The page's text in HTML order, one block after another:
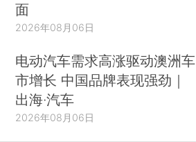
面
2026年08月06日
电动汽车需求高涨驱动澳洲车
市增长 中国品牌表现强劲｜
出海·汽车
2026年08月06日